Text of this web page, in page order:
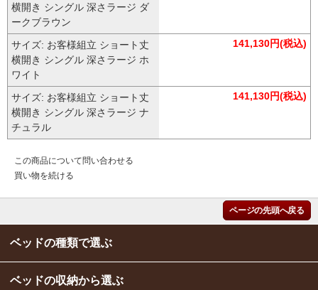
横開き シングル 深さラージ ダ
ークブラウン
サイズ: お客様組立 ショート丈
横開き シングル 深さラージ ホ
ワイト
141,130円(税込)
サイズ: お客様組立 ショート丈
横開き シングル 深さラージ ナ
チュラル
141,130円(税込)
この商品について問い合わせる
買い物を続ける
ページの先頭へ戻る
ベッドの種類で選ぶ
ベッドの収納から選ぶ